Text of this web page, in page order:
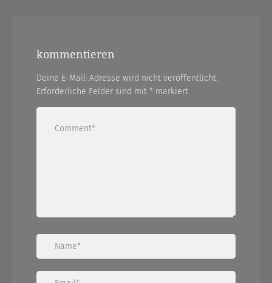
kommentieren
Deine E-Mail-Adresse wird nicht veröffentlicht.
Erforderliche Felder sind mit * markiert